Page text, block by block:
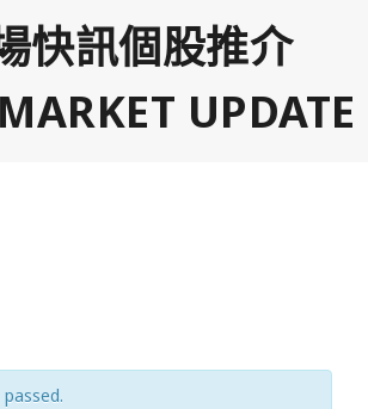
快訊個股推介
UPDATE